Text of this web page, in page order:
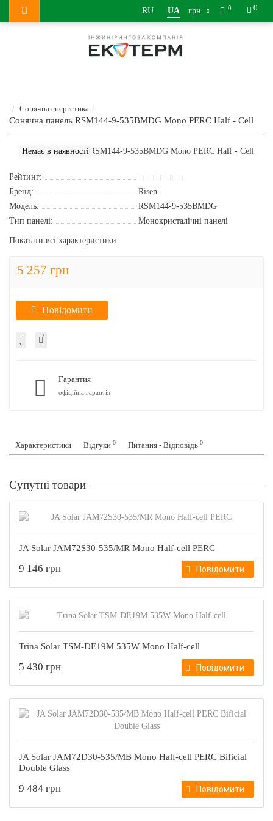
0
RU UA грн 0
Сонячна енергетика
Сонячна панель RSM144-9-535BMDG Моno PERC Half - Cell
Немає в наявності
Рейтинг:
Бренд:
Risen
Модель:
RSM144-9-535BMDG
Тип панелі:
Монокристалічні панелі
Показати всі характеристики
5 257 грн
Повідомити
Гарантия
офіційна гарантія
Характеристики Відгуки 0 Питання - Відповідь 0
Супутні товари
JA Solar JAM72S30-535/MR Mono Half-cell PERC
9 146 грн Повідомити
Trina Solar TSM-DE19M 535W Mono Half-cell
5 430 грн Повідомити
JA Solar JAM72D30-535/MB Mono Half-cell PERC Bificial
Double Glass
9 484 грн Повідомити